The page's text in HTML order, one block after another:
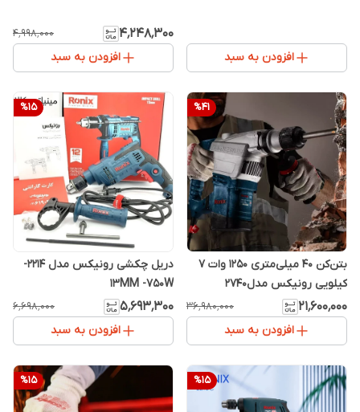
افزودن به سبد
۴٬۲۴۸٬۳۰۰ ۴٬۹۹۸٬۰۰۰
افزودن به سبد
%41
بتن‌کن 40 میلی‌متری 1250 وات 7
کیلویی رونیکس مدل2740
۲۱٬۶۰۰٬۰۰۰ ۳۶٬۹۸۰٬۰۰۰
افزودن به سبد
%15
دریل چکشی رونیکس مدل 2214-
13MM -750W
۵٬۶۹۳٬۳۰۰ ۶٬۶۹۸٬۰۰۰
افزودن به سبد
%15
%15